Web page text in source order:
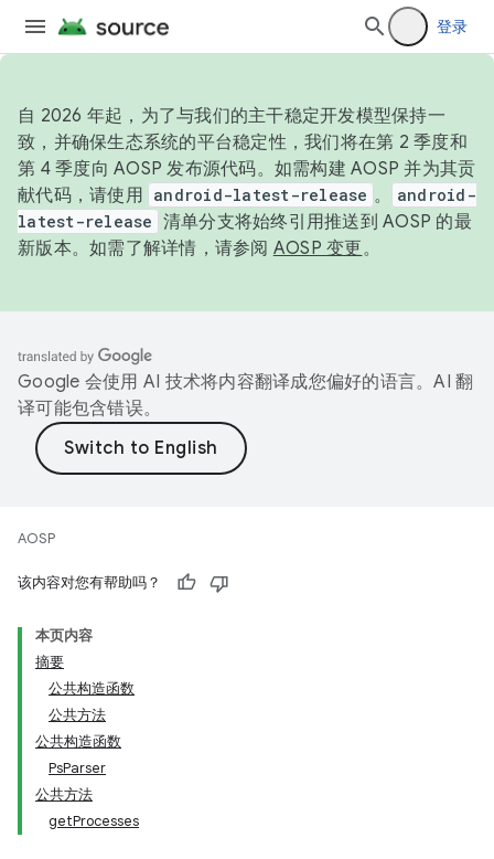
登录
自 2026 年起，为了与我们的主干稳定开发模型保持一
致，并确保生态系统的平台稳定性，我们将在第 2 季度和
第 4 季度向 AOSP 发布源代码。如需构建 AOSP 并为其贡
献代码，请使用 android-latest-release 。
android-
latest-release 清单分支将始终引用推送到 AOSP 的最
新版本。如需了解详情，请参阅 AOSP 变更。
Google 会使用 AI 技术将内容翻译成您偏好的语言。AI 翻
译可能包含错误。
AOSP
该内容对您有帮助吗？
本页内容
摘要
公共构造函数
公共方法
公共构造函数
PsParser
公共方法
getProcesses